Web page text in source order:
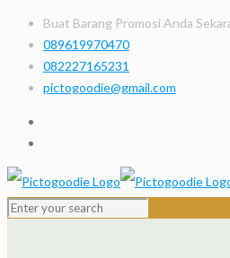
Buat Barang Promosi Anda
089619970470
082227165231
pictogoodie@gmail.com